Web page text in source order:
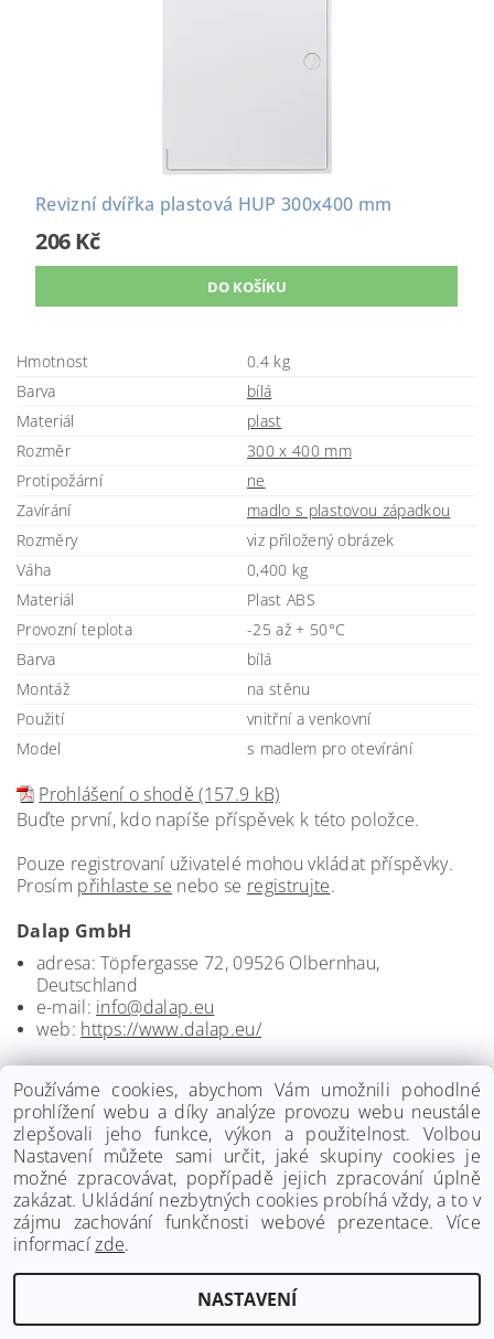
Revizní dvířka plastová HUP 300x400 mm
206 Kč
Hmotnost
0.4 kg
Barva
bílá
Materiál
plast
Rozměr
300 x 400 mm
Protipožární
ne
Zavírání
madlo s plastovou západkou
Rozměry
viz přiložený obrázek
Váha
0,400 kg
Materiál
Plast ABS
Provozní teplota
-25 až + 50°C
Barva
bílá
Montáž
na stěnu
Použití
vnitřní a venkovní
Model
s madlem pro otevírání
Prohlášení o shodě (157.9 kB)
Buďte první, kdo napíše příspěvek k této položce.
Pouze registrovaní uživatelé mohou vkládat příspěvky.
Prosím přihlaste se nebo se registrujte.
Dalap GmbH
adresa: Töpfergasse 72, 09526 Olbernhau,
Deutschland
e-mail: info@dalap.eu
web: https://www.dalap.eu/
www.palmat.cz
2026 ©Palmat.cz, všechna práva vyhrazenaUpravit nastavení cookies
Používáme cookies, abychom Vám umožnili pohodlné
prohlížení webu a díky analýze provozu webu neustále
zlepšovali jeho funkce, výkon a použitelnost. Volbou
Nastavení můžete sami určit, jaké skupiny cookies je
možné zpracovávat, popřípadě jejich zpracování úplně
zakázat. Ukládání nezbytných cookies probíhá vždy, a to v
zájmu zachování funkčnosti webové prezentace. Více
informacízde.
NASTAVENÍ